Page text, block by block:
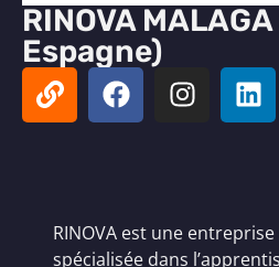
RINOVA
Espagne)
RINOVA est une
spécialisée dans